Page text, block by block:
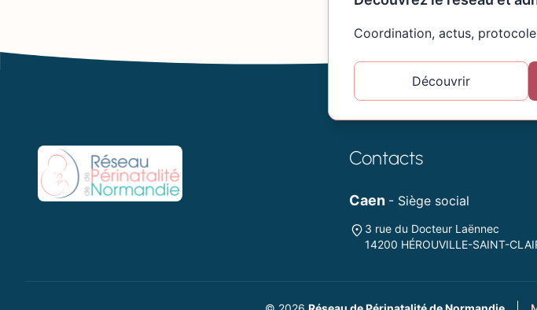
Coordination, actus,
Découvrir
Contacts
Caen - Siège social
3 rue du Docteur Laënnec
14200 HÉROUVILLE-SAINT-